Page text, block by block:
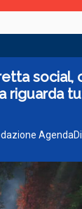
social,
riguarda